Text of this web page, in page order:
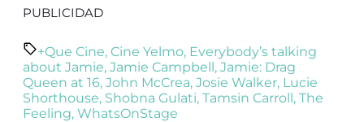
PUBLICIDAD
+Que Cine, Cine Yelmo, Everybody’s talking
about Jamie, Jamie Campbell, Jamie: Drag
Queen at 16, John McCrea, Josie Walker, Lucie
Shorthouse, Shobna Gulati, Tamsin Carroll, The
Feeling, WhatsOnStage